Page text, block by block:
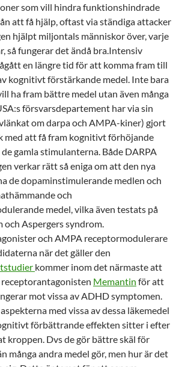
som vill hindra funktionshindrade
att få hjälp, oftast via ständiga attacker
hjälpt miljontals människor över, varje
så fungerar det ändå bra.Intensiv
en längre tid för att komma fram till
kognitivt förstärkande medel. Inte bara
ha fram bättre medel utan även många
försvarsdepartement har via sin
om darpa och AMPA-kiner) gjort
med att få fram kognitivt förhöjande
gamla stimulanterna. Både DARPA
verkar rätt så eniga om att den nya
de dopaminstimulerande medlen och
och
medel, vilka även testats på
och Aspergers syndrom.
och AMPA receptormodulerare
när det gäller den
kommer inom det närmaste att
Memantin för att
mot vissa av ADHD symptomen.
med vissa av dessa läkemedel
förbättrande effekten sitter i efter
kroppen. Dvs de gör bättre skäl för
många andra medel gör, men hur är det